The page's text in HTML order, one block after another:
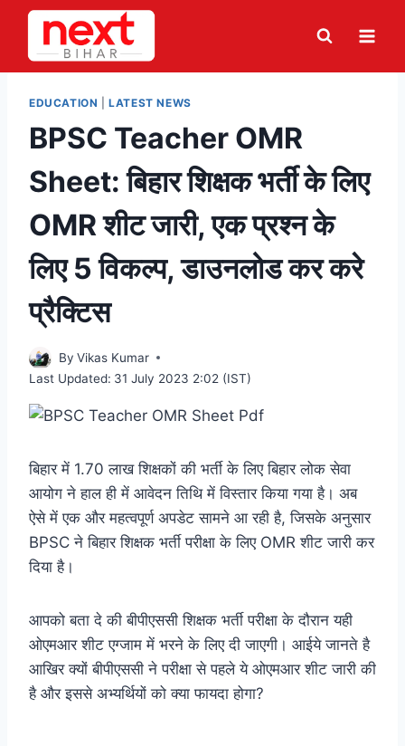
Skip
content
EDUCATION |LATEST NEWS
BPSC Teacher OMR
Sheet: बिहार शिक्षक भर्ती के लिए
OMR शीट जारी, एक प्रश्न के
लिए 5 विकल्प, डाउनलोड कर करे
प्रैक्टिस
By Vikas Kumar
Last Updated: 31 July 2023 2:02 (IST)
बिहार में 1.70 लाख शिक्षकों की भर्ती के लिए बिहार लोक सेवा
आयोग ने हाल ही में आवेदन तिथि में विस्तार किया गया है। अब
ऐसे में एक और महत्वपूर्ण अपडेट सामने आ रही है, जिसके अनुसार
BPSC ने बिहार शिक्षक भर्ती परीक्षा के लिए OMR शीट जारी कर
दिया है।
आपको बता दे की बीपीएससी शिक्षक भर्ती परीक्षा के दौरान यही
ओएमआर शीट एग्जाम में भरने के लिए दी जाएगी। आईये जानते है
आखिर क्यों बीपीएससी ने परीक्षा से पहले ये ओएमआर शीट जारी की
है और इससे अभ्यर्थियों को क्या फायदा होगा?